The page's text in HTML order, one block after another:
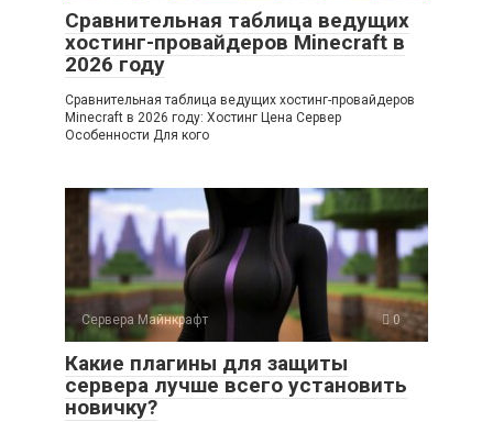
Сравнительная таблица ведущих
хостинг-провайдеров Minecraft в
2026 году
Сравнительная таблица ведущих хостинг-провайдеров
Minecraft в 2026 году: Хостинг Цена Сервер
Особенности Для кого
Сервера Майнкрафт 0
Какие плагины для защиты
сервера лучше всего установить
новичку?